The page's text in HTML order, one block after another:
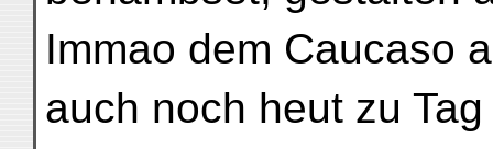
Immao dem Caucaso
auch noch heut zu